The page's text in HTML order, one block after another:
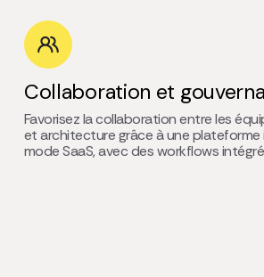
Collaboration et
Favorisez la collaboration entre les
et architecture grâce à une plateforme
mode SaaS, avec des workflows